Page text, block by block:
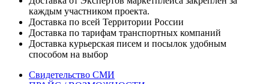
каждым участником проекта.
Доставка по всей Территории России
Доставка по тарифам транспортных компаний
Доставка курьерская писем и посылок удобным
способом на выбор
Свидетельство СМИ